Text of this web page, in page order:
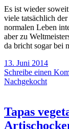
Es ist wieder
viele tatsächlich
normalen Leben
aber zu
da bricht sogar bei
13. Juni 2014
Schreibe einen
Nachgekocht
Tapas